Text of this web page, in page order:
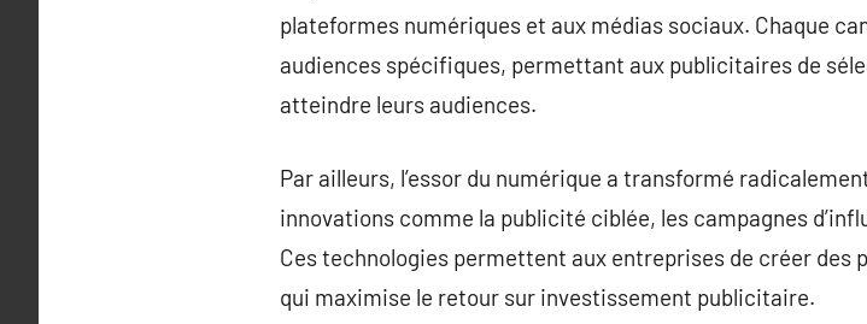
plateformes numériques et aux médias sociaux. Chaque
audiences spécifiques, permettant aux publicitaires de
atteindre leurs audiences.
Par ailleurs, l’essor du numérique a transformé
innovations comme la publicité ciblée, les campagnes
Ces technologies permettent aux entreprises de créer
qui maximise le retour sur investissement publicitaire.